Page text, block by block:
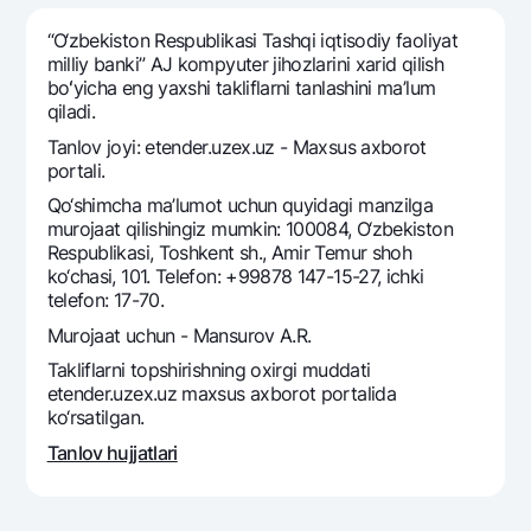
Hamma uchun USD uchun
Talab qilib olinguncha USD
Oltin omonat
NBU’dan oltin quymalar
Kumush omonat
UzCard/HUMO
Visa
Visa FIFA
Mastercard
Ish haqi
Garmin pay
Eskrou hisobvarag‘i
Tariflar
Aksiyalar
Milliy mobil ilovasi
Ko'p beriladigan savollar
Sayt bo‘yicha qidiring
Qidirish
Foydali havolalar
“O‘zbekiston Respublikasi Tashqi iqtisodiy faoliyat
milliy banki” AJ kompyutеr jihozlarini xarid qilish
boʻyicha eng yaxshi takliflarni tanlashini ma’lum
qiladi.
Tanlov joyi: etender.uzex.uz - Maxsus axborot
portali.
Qo‘shimcha ma’lumot uchun quyidagi manzilga
murojaat qilishingiz mumkin: 100084, O‘zbekiston
Respublikasi, Toshkent sh., Amir Temur shoh
ko‘chasi, 101. Telefon: +99878 147-15-27, ichki
telefon: 17-70.
Murojaat uchun - Mansurov A.R.
Takliflarni topshirishning oxirgi muddati
etender.uzex.uz maxsus axborot portalida
ko‘rsatilgan.
Tanlov hujjatlari